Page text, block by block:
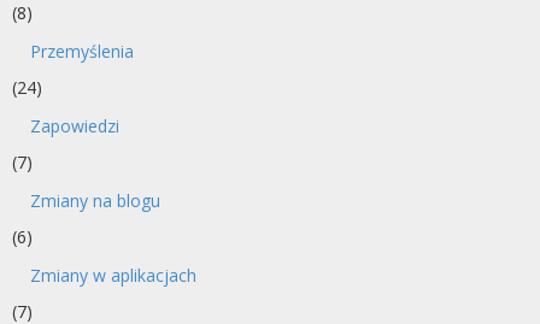
(8)
Przemyślenia
(24)
Zapowiedzi
(7)
Zmiany na blogu
(6)
Zmiany w aplikacjach
(7)